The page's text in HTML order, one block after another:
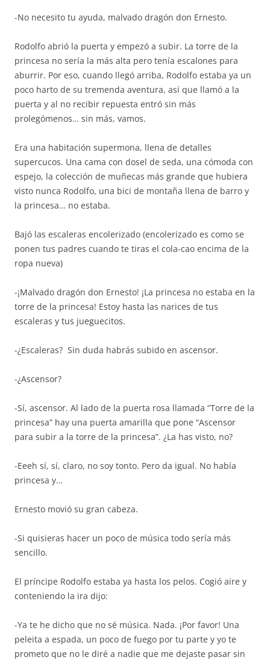
-No necesito tu ayuda, malvado dragón don Ernesto.
Rodolfo abrió la puerta y empezó a subir. La torre de la
princesa no sería la más alta pero tenía escalones para
aburrir. Por eso, cuando llegó arriba, Rodolfo estaba ya un
poco harto de su tremenda aventura, así que llamó a la
puerta y al no recibir repuesta entró sin más
prolegómenos… sin más, vamos.
Era una habitación supermona, llena de detalles
supercucos. Una cama con dosel de seda, una cómoda con
espejo, la colección de muñecas más grande que hubiera
visto nunca Rodolfo, una bici de montaña llena de barro y
la princesa… no estaba.
Bajó las escaleras encolerizado (encolerizado es como se
ponen tus padres cuando te tiras el cola-cao encima de la
ropa nueva)
-¡Malvado dragón don Ernesto! ¡La princesa no estaba en la
torre de la princesa! Estoy hasta las narices de tus
escaleras y tus jueguecitos.
-¿Escaleras? Sin duda habrás subido en ascensor.
-¿Ascensor?
-Sí, ascensor. Al lado de la puerta rosa llamada “Torre de la
princesa” hay una puerta amarilla que pone “Ascensor
para subir a la torre de la princesa”. ¿La has visto, no?
-Eeeh sí, sí, claro, no soy tonto. Pero da igual. No había
princesa y…
Ernesto movió su gran cabeza.
-Si quisieras hacer un poco de música todo sería más
sencillo.
El príncipe Rodolfo estaba ya hasta los pelos. Cogió aire y
conteniendo la ira dijo:
-Ya te he dicho que no sé música. Nada. ¡Por favor! Una
peleita a espada, un poco de fuego por tu parte y yo te
prometo que no le diré a nadie que me dejaste pasar sin